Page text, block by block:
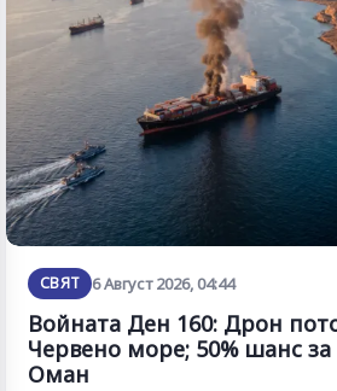
СВЯТ 6 Август 2026, 04:44
Войната Ден 160: Дрон
Червено море; 50% шанс
Оман